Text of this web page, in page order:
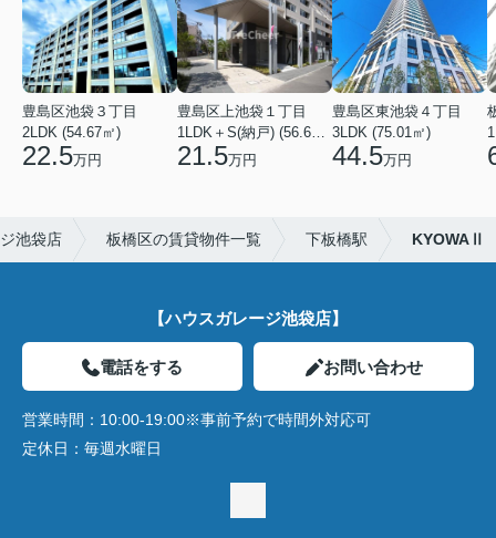
豊島区池袋３丁目
2LDK (54.67㎡)
22.5万円
豊島区上池袋１丁目
1LDK＋S(納戸) (56.61㎡)
21.5万円
豊島区東池袋４丁目
3LDK (75.01㎡)
44.5万円
池袋店 板橋区の賃貸物件一覧 下板橋駅 KYOWAⅡ
【ハウスガレージ池袋店】
電話をする お問い合わせ
営業時間： 10:00-19:00※事前予約で時間外対応可
定休日： 毎週水曜日